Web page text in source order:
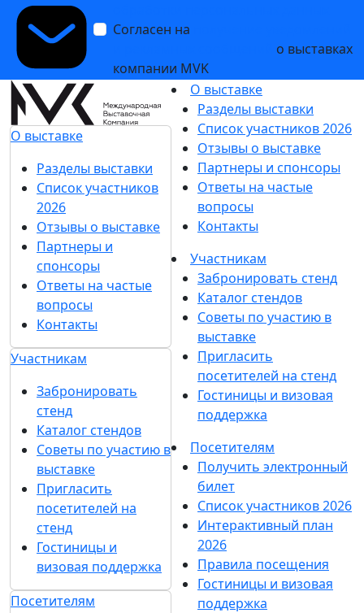
Согласен на
о выставках
компании MVK
О выставке
Разделы выставки
Список участников
2026
Отзывы о выставке
Партнеры и
спонсоры
Ответы на частые
вопросы
Контакты
Участникам
Забронировать
стенд
Каталог стендов
Советы по участию в
выставке
Пригласить
посетителей на
стенд
Гостиницы и
визовая поддержка
Посетителям
О выставке
Разделы выставки
Список участников 2026
Отзывы о выставке
Партнеры и спонсоры
Ответы на частые
вопросы
Контакты
Участникам
Забронировать стенд
Каталог стендов
Советы по участию в
выставке
Пригласить
посетителей на стенд
Гостиницы и визовая
поддержка
Посетителям
Получить электронный
билет
Список участников 2026
Интерактивный план
2026
Правила посещения
Гостиницы и визовая
поддержка